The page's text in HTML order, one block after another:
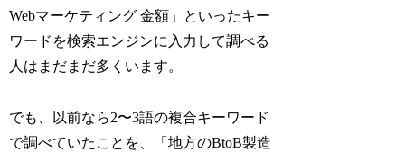
Webマーケティング 金額」といったキー
ワードを検索エンジンに入力して調べる
人はまだまだ多くいます。
でも、以前なら2〜3語の複合キーワード
で調べていたことを、「地方のBtoB製造